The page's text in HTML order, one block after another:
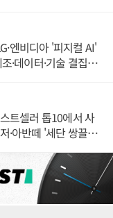
엔비디아 '피지컬 AI'
·데이터·기술 결집
트셀러 톱10에서 사
·아반떼 '세단 쌍끌